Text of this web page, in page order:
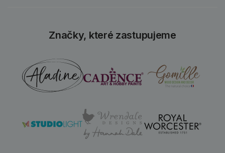
Značky, které zastupujeme